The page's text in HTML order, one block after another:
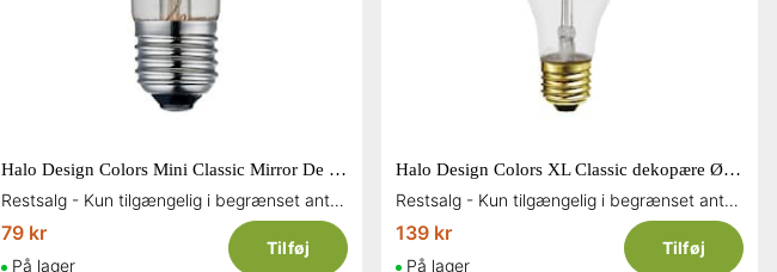
Halo Design Colors Mini Classic Mirror De Luxe LED pære 4 watt E27
Restsalg - Kun tilgængelig i begrænset antal og så længe lager haves
79 kr
På lager
Tilføj
Halo Design Colors XL Classic dekopære Ø13 cm 4 watt E27 dæmpbar
Restsalg - Kun tilgængelig i begrænset antal og så længe lager haves
139 kr
På lager
Tilføj